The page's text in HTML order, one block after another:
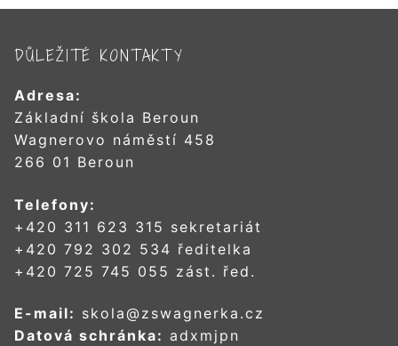
DŮLEŽITÉ KONTAKTY
Adresa:
Základní škola Beroun
Wagnerovo náměstí 458
266 01 Beroun
Telefony:
+420 311 623 315 sekretariát
+420 792 302 534 ředitelka
+420 725 745 055 zást. řed.
E-mail: skola@zswagnerka.cz
Datová schránka: adxmjpn